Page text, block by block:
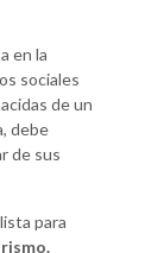
en la
sociales
de un
debe
de sus
para